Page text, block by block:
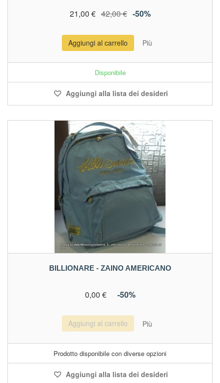
21,00 € 42,00 € -50%
Aggiungi al carrello Più
Disponibile
Aggiungi alla lista dei desideri
BILLIONARE - ZAINO AMERICANO
0,00 € -50%
Aggiungi al carrello Più
Prodotto disponibile con diverse opzioni
Aggiungi alla lista dei desideri